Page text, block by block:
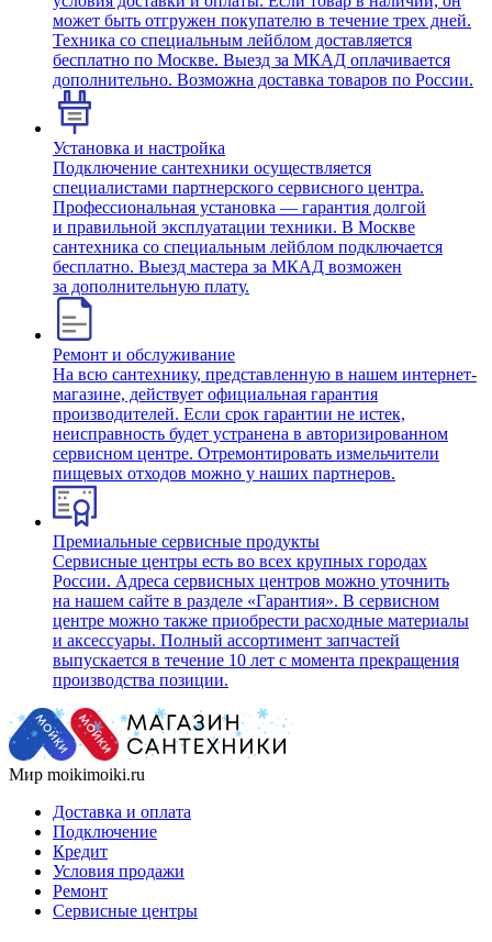
может быть отгружен покупателю в течение трех дней.
Техника со специальным лейблом доставляется
бесплатно по Москве. Выезд за МКАД оплачивается
дополнительно. Возможна доставка товаров по России.
Установка и настройка
Подключение сантехники осуществляется
специалистами партнерского сервисного центра.
Профессиональная установка — гарантия долгой
и правильной эксплуатации техники. В Москве
сантехника со специальным лейблом подключается
бесплатно. Выезд мастера за МКАД возможен
за дополнительную плату.
Ремонт и обслуживание
На всю сантехнику, представленную в нашем интернет-
магазине, действует официальная гарантия
производителей. Если срок гарантии не истек,
неисправность будет устранена в авторизированном
сервисном центре. Отремонтировать измельчители
пищевых отходов можно у наших партнеров.
Премиальные сервисные продукты
Сервисные центры есть во всех крупных городах
России. Адреса сервисных центров можно уточнить
на нашем сайте в разделе «Гарантия». В сервисном
центре можно также приобрести расходные материалы
и аксессуары. Полный ассортимент запчастей
выпускается в течение 10 лет с момента прекращения
производства позиции.
Мир moikimoiki.ru
Доставка и оплата
Подключение
Кредит
Условия продажи
Ремонт
Сервисные центры